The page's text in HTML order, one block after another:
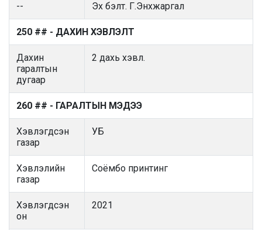
-- Эх бэлт. Г.Энхжаргал
250 ## - ДАХИН ХЭВЛЭЛТ
Дахин
гаралтын
дугаар
2 дахь хэвл.
260 ## - ГАРАЛТЫН МЭДЭЭ
Хэвлэгдсэн
газар
УБ
Хэвлэлийн
газар
Соёмбо принтинг
Хэвлэгдсэн
он
2021